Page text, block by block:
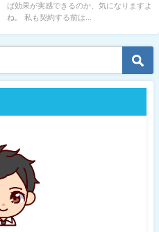
ば効果が実感できるのか、気になりますよ
ね。 私も契約する前は...